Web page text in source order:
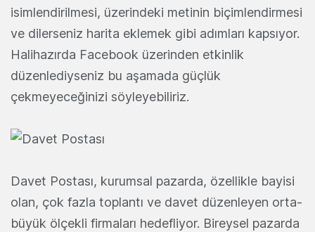
isimlendirilmesi, üzerindeki metinin biçimlendirmesi
ve dilerseniz harita eklemek gibi adımları kapsıyor.
Halihazırda Facebook üzerinden etkinlik
düzenlediyseniz bu aşamada güçlük
çekmeyeceğinizi söyleyebiliriz.
Davet Postası, kurumsal pazarda, özellikle bayisi
olan, çok fazla toplantı ve davet düzenleyen orta-
büyük ölçekli firmaları hedefliyor. Bireysel pazarda